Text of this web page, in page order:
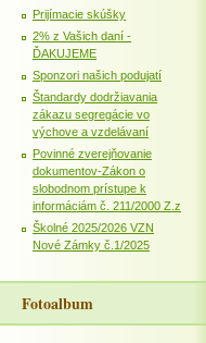
Prijímacie skúšky
2% z Vašich daní -
ĎAKUJEME
Sponzori našich podujatí
Štandardy dodržiavania
zákazu segregácie vo
výchove a vzdelávaní
Povinné zverejňovanie
dokumentov-Zákon o
slobodnom prístupe k
informáciám č. 211/2000 Z.z
Školné 2025/2026 VZN
Nové Zámky č.1/2025
Fotoalbum